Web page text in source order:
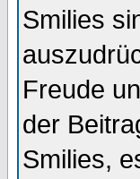
Smilies
Freude
der
Smilies,